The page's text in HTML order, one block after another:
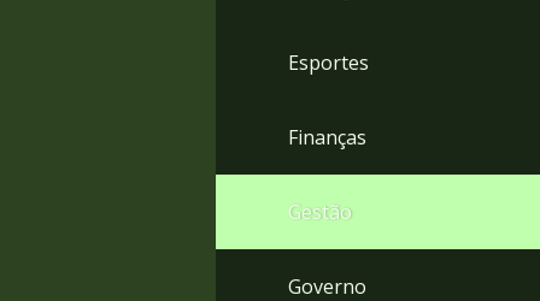
Esportes
Finanças
Gestão
Governo